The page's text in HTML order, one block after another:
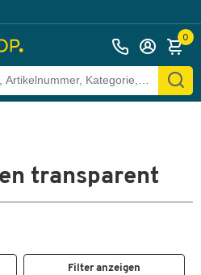
0
transparent
Filter anzeigen